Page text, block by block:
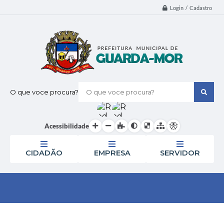
Login / Cadastro
O que voce procura?
Acessibilidade
CIDADÃO EMPRESA SERVIDOR